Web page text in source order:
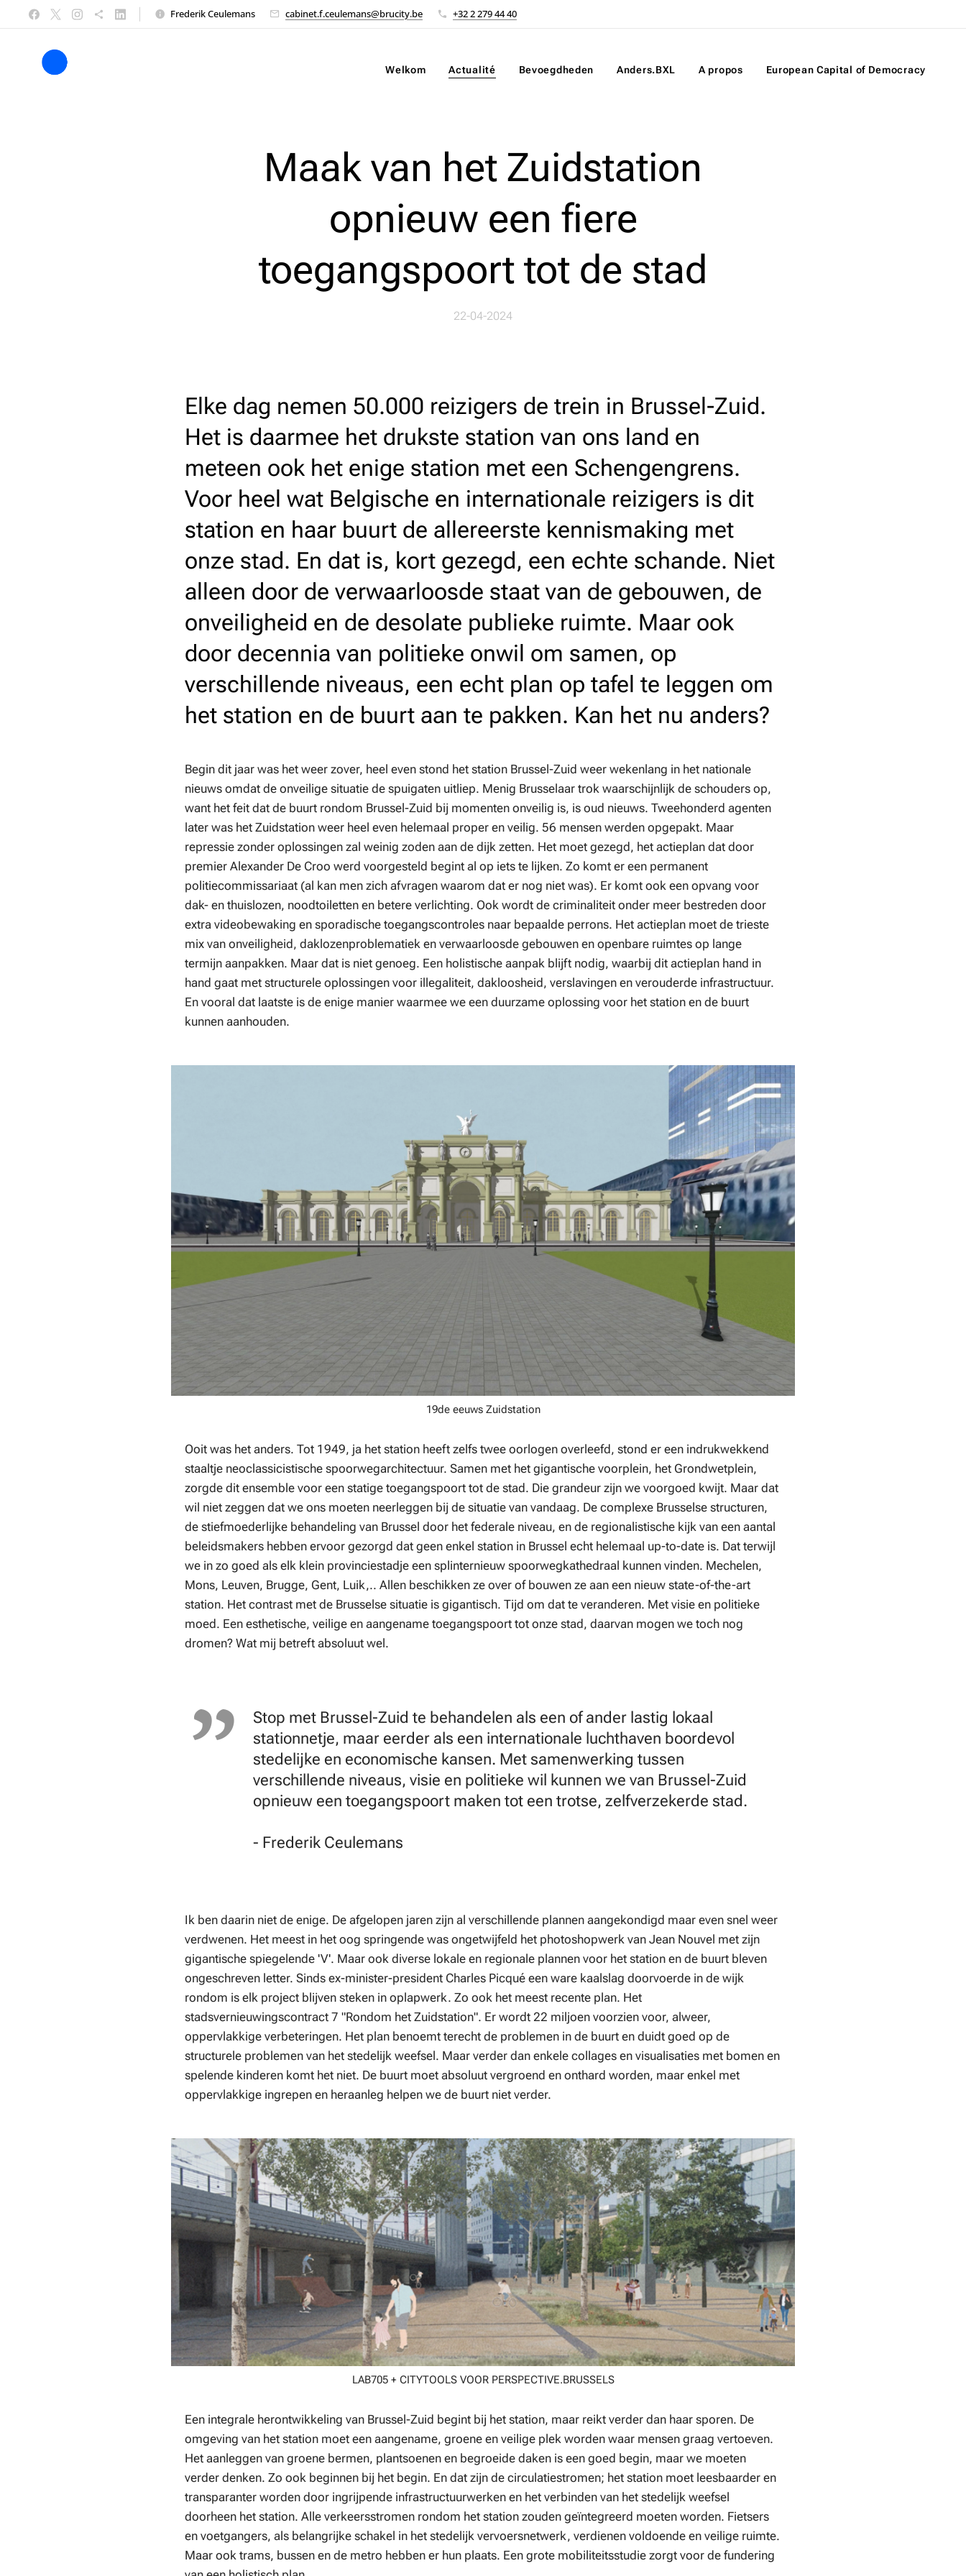
Frederik Ceulemans cabinet.f.ceulemans@brucity.be +32 2 279 44 40
Welkom Actualité Bevoegdheden Anders.BXL A propos European Capital of Democracy
Maak van het Zuidstation
opnieuw een fiere
toegangspoort tot de stad
22-04-2024
Elke dag nemen 50.000 reizigers de trein in Brussel-Zuid.
Het is daarmee het drukste station van ons land en
meteen ook het enige station met een Schengengrens.
Voor heel wat Belgische en internationale reizigers is dit
station en haar buurt de allereerste kennismaking met
onze stad. En dat is, kort gezegd, een echte schande. Niet
alleen door de verwaarloosde staat van de gebouwen, de
onveiligheid en de desolate publieke ruimte. Maar ook
door decennia van politieke onwil om samen, op
verschillende niveaus, een echt plan op tafel te leggen om
het station en de buurt aan te pakken. Kan het nu anders?
Begin dit jaar was het weer zover, heel even stond het station Brussel-Zuid weer wekenlang in het nationale
nieuws omdat de onveilige situatie de spuigaten uitliep. Menig Brusselaar trok waarschijnlijk de schouders op,
want het feit dat de buurt rondom Brussel-Zuid bij momenten onveilig is, is oud nieuws. Tweehonderd agenten
later was het Zuidstation weer heel even helemaal proper en veilig. 56 mensen werden opgepakt. Maar
repressie zonder oplossingen zal weinig zoden aan de dijk zetten. Het moet gezegd, het actieplan dat door
premier Alexander De Croo werd voorgesteld begint al op iets te lijken. Zo komt er een permanent
politiecommissariaat (al kan men zich afvragen waarom dat er nog niet was). Er komt ook een opvang voor
dak- en thuislozen, noodtoiletten en betere verlichting. Ook wordt de criminaliteit onder meer bestreden door
extra videobewaking en sporadische toegangscontroles naar bepaalde perrons. Het actieplan moet de trieste
mix van onveiligheid, daklozenproblematiek en verwaarloosde gebouwen en openbare ruimtes op lange
termijn aanpakken. Maar dat is niet genoeg. Een holistische aanpak blijft nodig, waarbij dit actieplan hand in
hand gaat met structurele oplossingen voor illegaliteit, dakloosheid, verslavingen en verouderde infrastructuur.
En vooral dat laatste is de enige manier waarmee we een duurzame oplossing voor het station en de buurt
kunnen aanhouden.
19de eeuws Zuidstation
Ooit was het anders. Tot 1949, ja het station heeft zelfs twee oorlogen overleefd, stond er een indrukwekkend
staaltje neoclassicistische spoorwegarchitectuur. Samen met het gigantische voorplein, het Grondwetplein,
zorgde dit ensemble voor een statige toegangspoort tot de stad. Die grandeur zijn we voorgoed kwijt. Maar dat
wil niet zeggen dat we ons moeten neerleggen bij de situatie van vandaag. De complexe Brusselse structuren,
de stiefmoederlijke behandeling van Brussel door het federale niveau, en de regionalistische kijk van een aantal
beleidsmakers hebben ervoor gezorgd dat geen enkel station in Brussel echt helemaal up-to-date is. Dat terwijl
we in zo goed als elk klein provinciestadje een splinternieuw spoorwegkathedraal kunnen vinden. Mechelen,
Mons, Leuven, Brugge, Gent, Luik,.. Allen beschikken ze over of bouwen ze aan een nieuw state-of-the-art
station. Het contrast met de Brusselse situatie is gigantisch. Tijd om dat te veranderen. Met visie en politieke
moed. Een esthetische, veilige en aangename toegangspoort tot onze stad, daarvan mogen we toch nog
dromen? Wat mij betreft absoluut wel.
Stop met Brussel-Zuid te behandelen als een of ander lastig lokaal
stationnetje, maar eerder als een internationale luchthaven boordevol
stedelijke en economische kansen. Met samenwerking tussen
verschillende niveaus, visie en politieke wil kunnen we van Brussel-Zuid
opnieuw een toegangspoort maken tot een trotse, zelfverzekerde stad.
- Frederik Ceulemans
Ik ben daarin niet de enige. De afgelopen jaren zijn al verschillende plannen aangekondigd maar even snel weer
verdwenen. Het meest in het oog springende was ongetwijfeld het photoshopwerk van Jean Nouvel met zijn
gigantische spiegelende 'V'. Maar ook diverse lokale en regionale plannen voor het station en de buurt bleven
ongeschreven letter. Sinds ex-minister-president Charles Picqué een ware kaalslag doorvoerde in de wijk
rondom is elk project blijven steken in oplapwerk. Zo ook het meest recente plan. Het
stadsvernieuwingscontract 7 "Rondom het Zuidstation". Er wordt 22 miljoen voorzien voor, alweer,
oppervlakkige verbeteringen. Het plan benoemt terecht de problemen in de buurt en duidt goed op de
structurele problemen van het stedelijk weefsel. Maar verder dan enkele collages en visualisaties met bomen en
spelende kinderen komt het niet. De buurt moet absoluut vergroend en onthard worden, maar enkel met
oppervlakkige ingrepen en heraanleg helpen we de buurt niet verder.
LAB705 + CITYTOOLS VOOR PERSPECTIVE.BRUSSELS
Een integrale herontwikkeling van Brussel-Zuid begint bij het station, maar reikt verder dan haar sporen. De
omgeving van het station moet een aangename, groene en veilige plek worden waar mensen graag vertoeven.
Het aanleggen van groene bermen, plantsoenen en begroeide daken is een goed begin, maar we moeten
verder denken. Zo ook beginnen bij het begin. En dat zijn de circulatiestromen; het station moet leesbaarder en
transparanter worden door ingrijpende infrastructuurwerken en het verbinden van het stedelijk weefsel
doorheen het station. Alle verkeersstromen rondom het station zouden geïntegreerd moeten worden. Fietsers
en voetgangers, als belangrijke schakel in het stedelijk vervoersnetwerk, verdienen voldoende en veilige ruimte.
Maar ook trams, bussen en de metro hebben er hun plaats. Een grote mobiliteitsstudie zorgt voor de fundering